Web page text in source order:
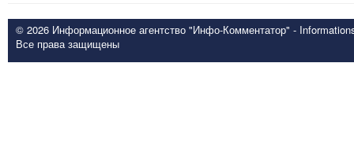
© 2026 Информационное агентство "Инфо-Комментатор" -
Все права защищены